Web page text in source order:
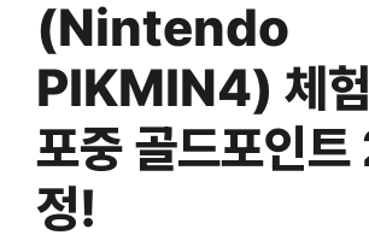
(Nintendo
PIKMIN4) 체험
포중 골드포인
정!